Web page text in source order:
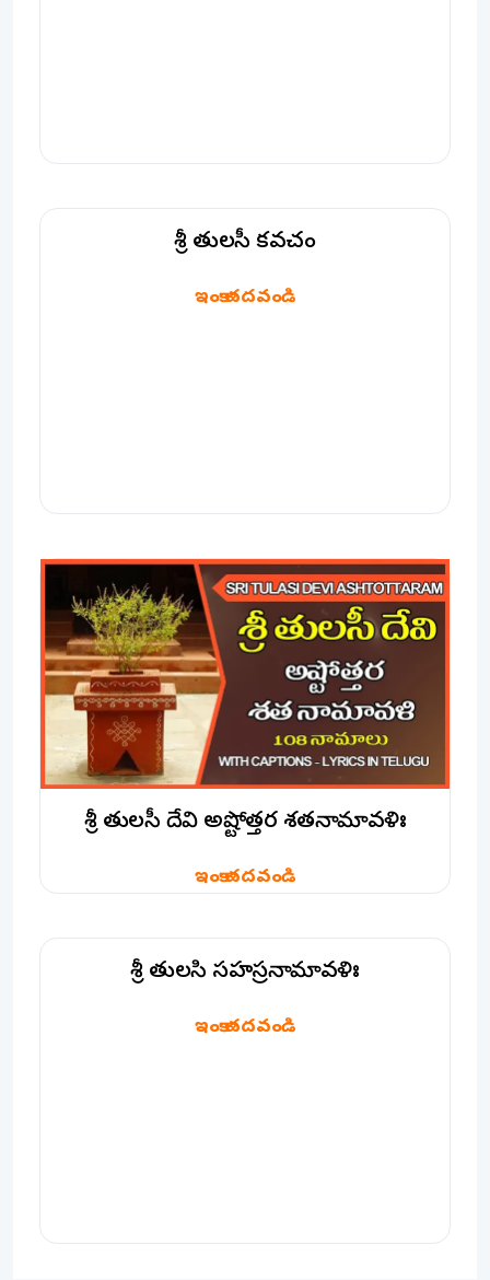
శ్రీ తులసీ కవచం
శ్రీ తులసీ కవచం
ఇంకా చదవండి
శ్రీ తులసీ దేవి అష్టోత్తర శతనామావళిః
ఇంకా చదవండి
శ్రీ తులసి సహస్రనామావళిః
శ్రీ తులసి సహస్రనామావళిః
ఇంకా చదవండి